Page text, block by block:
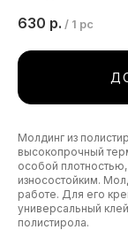
630 р. / 1 pc
Молдинг из
высокопрочный
особой плотностью,
износостойким.
работе. Для его
универсальный
полистирола.